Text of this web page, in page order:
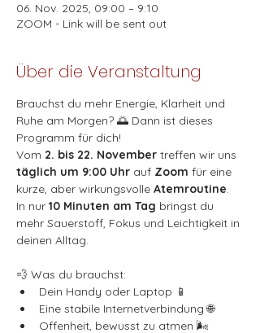
06. Nov. 2025, 09:00 – 9:10
ZOOM - Link will be sent out
Über die Veranstaltung
Brauchst du mehr Energie, Klarheit und
Ruhe am Morgen? 🌅 Dann ist dieses
Programm für dich!
Vom 2. bis 22. November treffen wir uns
täglich um 9:00 Uhr auf Zoom für eine
kurze, aber wirkungsvolle Atemroutine.
In nur 10 Minuten am Tag bringst du
mehr Sauerstoff, Fokus und Leichtigkeit in
deinen Alltag.
💨 Was du brauchst:
Dein Handy oder Laptop 📱
Eine stabile Internetverbindung 🌐
Offenheit, bewusst zu atmen 🌬️